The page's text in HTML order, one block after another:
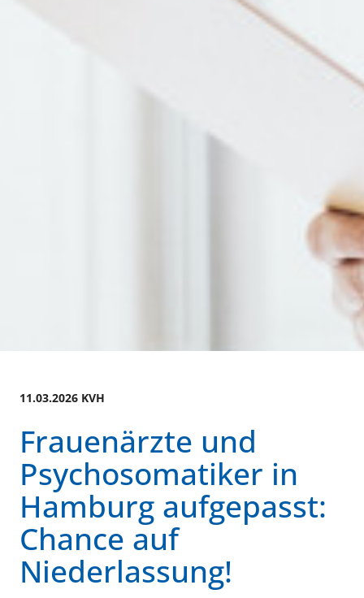
11.03.2026 KVH
Frauenärzte und
Psychosomatiker in
Hamburg aufgepasst:
Chance auf
Niederlassung!